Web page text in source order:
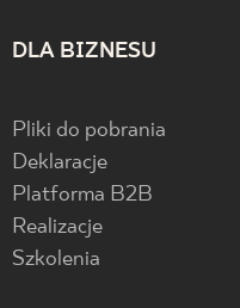
DLA BIZNESU
Pliki do pobrania
Deklaracje
Platforma B2B
Realizacje
Szkolenia